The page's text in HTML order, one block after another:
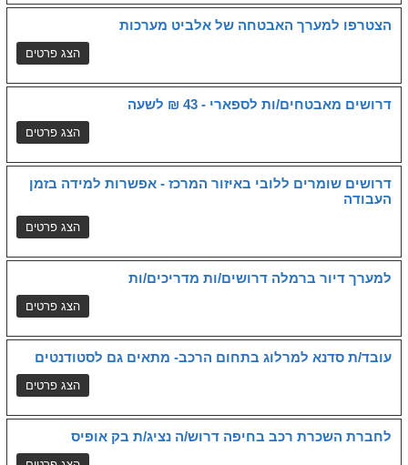
הצטרפו למערך האבטחה של אלביט מערכות
דרושים מאבטחים/ות לספארי - 43 ₪ לשעה
דרושים שומרים ללובי באיזור המרכז - אפשרות למידה בזמן
העבודה
למערך דיור ברמלה דרושים/ות מדריכים/ות
עובד/ת סדנא למרלוג בתחום הרכב- מתאים גם לסטודנטים
לחברת השכרת רכב בחיפה דרוש/ה נציג/ת בק אופיס